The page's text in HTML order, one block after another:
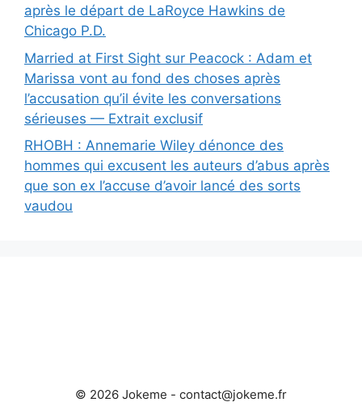
après le départ de LaRoyce Hawkins de
Chicago P.D.
Married at First Sight sur Peacock : Adam et
Marissa vont au fond des choses après
l’accusation qu’il évite les conversations
sérieuses — Extrait exclusif
RHOBH : Annemarie Wiley dénonce des
hommes qui excusent les auteurs d’abus après
que son ex l’accuse d’avoir lancé des sorts
vaudou
© 2026 Jokeme - contact@jokeme.fr